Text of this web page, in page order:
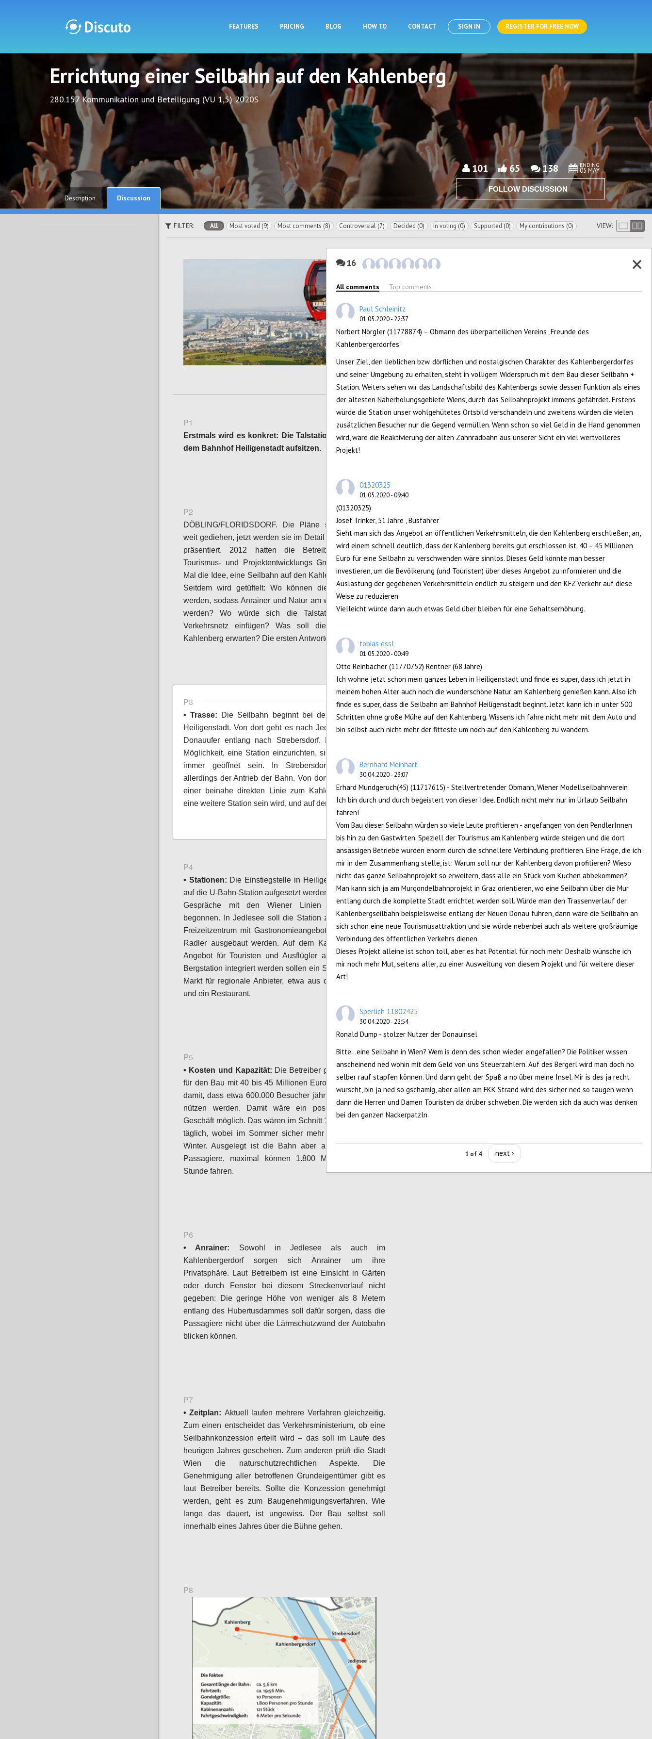
FEATURES PRICING BLOG HOW TO CONTACT SIGN IN REGISTER FOR FREE NOW
Discuto
Errichtung einer Seilbahn auf den Kahlenberg
280.157 Kommunikation und Beteiligung (VU 1,5) 2020S
101 65 138 ENDING
05 MAY
FOLLOW DISCUSSION
Description
Discussion
FILTER: All Most voted (9) Most comments (8) Controversial (7) Decided (0) In voting (0) Supported (0) My contributions (0) VIEW:
P1
Erstmals wird es konkret: Die Talstation soll direkt auf
dem Bahnhof Heiligenstadt aufsitzen.
P2
DÖBLING/FLORIDSDORF. Die Pläne sind schon sehr
weit gediehen, jetzt werden sie im Detail der Öffentlichkeit
präsentiert. 2012 hatten die Betreiber, die Genial
Tourismus- und Projektentwicklungs GmbH, zum ersten
Mal die Idee, eine Seilbahn auf den Kahlenberg zu bauen.
Seitdem wird getüftelt: Wo können die Steher gesetzt
werden, sodass Anrainer und Natur am wenigsten gestört
werden? Wo würde sich die Talstation günstig ins
Verkehrsnetz einfügen? Was soll die Menschen am
Kahlenberg erwarten? Die ersten Antworten:
P3
Configure
• Trasse: Die Seilbahn beginnt bei der U-Bahn-Station
Heiligenstadt. Von dort geht es nach Jedlesee, dann das
Donauufer entlang nach Strebersdorf. Dort gibt es die
Möglichkeit, eine Station einzurichten, sie wird aber nicht
immer geöffnet sein. In Strebersdorf befindet sich
allerdings der Antrieb der Bahn. Von dort geht es dann in
einer beinahe direkten Linie zum Kahlenbergerdorf, wo
eine weitere Station sein wird, und auf den Kahlenberg.
9votes
P4
Configure
• Stationen: Die Einstiegstelle in Heiligenstadt soll direkt
auf die U-Bahn-Station aufgesetzt werden. Entsprechende
Gespräche mit den Wiener Linien wurden bereits
begonnen. In Jedlesee soll die Station zu einem kleinen
Freizeitzentrum mit Gastronomieangebot und Service für
Radler ausgebaut werden. Auf dem Kahlenberg ist ein
Angebot für Touristen und Ausflügler angedacht: In die
Bergstation integriert werden sollen ein Souvenirshop, ein
Markt für regionale Anbieter, etwa aus dem Wienerwald,
und ein Restaurant.
P5
• Kosten und Kapazität: Die Betreiber geben die Kosten
für den Bau mit 40 bis 45 Millionen Euro an. Sie rechnen
damit, dass etwa 600.000 Besucher jährlich die Seilbahn
nützen werden. Damit wäre ein positives operatives
Geschäft möglich. Das wären im Schnitt 1.650 Passagiere
täglich, wobei im Sommer sicher mehr los wäre als im
Winter. Ausgelegt ist die Bahn aber auf deutlich mehr
Passagiere, maximal können 1.800 Menschen in der
Stunde fahren.
P6
• Anrainer: Sowohl in Jedlesee als auch im
Kahlenbergerdorf sorgen sich Anrainer um ihre
Privatsphäre. Laut Betreibern ist eine Einsicht in Gärten
oder durch Fenster bei diesem Streckenverlauf nicht
gegeben: Die geringe Höhe von weniger als 8 Metern
entlang des Hubertusdammes soll dafür sorgen, dass die
Passagiere nicht über die Lärmschutzwand der Autobahn
blicken können.
P7
• Zeitplan: Aktuell laufen mehrere Verfahren gleichzeitig.
Zum einen entscheidet das Verkehrsministerium, ob eine
Seilbahnkonzession erteilt wird – das soll im Laufe des
heurigen Jahres geschehen. Zum anderen prüft die Stadt
Wien die naturschutzrechtlichen Aspekte. Die
Genehmigung aller betroffenen Grundeigentümer gibt es
laut Betreiber bereits. Sollte die Konzession genehmigt
werden, geht es zum Baugenehmigungsverfahren. Wie
lange das dauert, ist ungewiss. Der Bau selbst soll
innerhalb eines Jahres über die Bühne gehen.
P8
16
All comments Top comments
Paul Schleinitz
01.05.2020 - 22:37
Norbert Nörgler (11778874) – Obmann des überparteilichen Vereins „Freunde des
Kahlenbergerdorfes“
Unser Ziel, den lieblichen bzw. dörflichen und nostalgischen Charakter des Kahlenbergerdorfes
und seiner Umgebung zu erhalten, steht in völligem Widerspruch mit dem Bau dieser Seilbahn +
Station. Weiters sehen wir das Landschaftsbild des Kahlenbergs sowie dessen Funktion als eines
der ältesten Naherholungsgebiete Wiens, durch das Seilbahnprojekt immens gefährdet. Erstens
würde die Station unser wohlgehütetes Ortsbild verschandeln und zweitens würden die vielen
zusätzlichen Besucher nur die Gegend vermüllen. Wenn schon so viel Geld in die Hand genommen
wird, wäre die Reaktivierung der alten Zahnradbahn aus unserer Sicht ein viel wertvolleres
Projekt!
01320325
01.05.2020 - 09:40
(01320325)
Josef Trinker, 51 Jahre , Busfahrer
Sieht man sich das Angebot an öffentlichen Verkehrsmitteln, die den Kahlenberg erschließen, an,
wird einem schnell deutlich, dass der Kahlenberg bereits gut erschlossen ist. 40 – 45 Millionen
Euro für eine Seilbahn zu verschwenden wäre sinnlos. Dieses Geld könnte man besser
investieren, um die Bevölkerung (und Touristen) über dieses Angebot zu informieren und die
Auslastung der gegebenen Verkehrsmitteln endlich zu steigern und den KFZ Verkehr auf diese
Weise zu reduzieren.
Vielleicht würde dann auch etwas Geld über bleiben für eine Gehaltserhöhung.
tobias essl
01.05.2020 - 00:49
Otto Reinbacher (11770752) Rentner (68 Jahre)
Ich wohne jetzt schon mein ganzes Leben in Heiligenstadt und finde es super, dass ich jetzt in
meinem hohen Alter auch noch die wunderschöne Natur am Kahlenberg genießen kann. Also ich
finde es super, dass die Seilbahn am Bahnhof Heiligenstadt beginnt. Jetzt kann ich in unter 500
Schritten ohne große Mühe auf den Kahlenberg. Wissens ich fahre nicht mehr mit dem Auto und
bin selbst auch nicht mehr der fitteste um noch auf den Kahlenberg zu wandern.
Bernhard Meinhart
30.04.2020 - 23:07
Erhard Mundgeruch(45) (11717615) - Stellvertretender Obmann, Wiener Modellseilbahnverein
Ich bin durch und durch begeistert von dieser Idee. Endlich nicht mehr nur im Urlaub Seilbahn
fahren!
Vom Bau dieser Seilbahn würden so viele Leute profitieren - angefangen von den PendlerInnen
bis hin zu den Gastwirten. Speziell der Tourismus am Kahlenberg würde steigen und die dort
ansässigen Betriebe würden enorm durch die schnellere Verbindung profitieren. Eine Frage, die ich
mir in dem Zusammenhang stelle, ist: Warum soll nur der Kahlenberg davon profitieren? Wieso
nicht das ganze Seilbahnprojekt so erweitern, dass alle ein Stück vom Kuchen abbekommen?
Man kann sich ja am Murgondelbahnprojekt in Graz orientieren, wo eine Seilbahn über die Mur
entlang durch die komplette Stadt errichtet werden soll. Würde man den Trassenverlauf der
Kahlenbergseilbahn beispielsweise entlang der Neuen Donau führen, dann wäre die Seilbahn an
sich schon eine neue Tourismusattraktion und sie würde nebenbei auch als weitere großräumige
Verbindung des öffentlichen Verkehrs dienen.
Dieses Projekt alleine ist schon toll, aber es hat Potential für noch mehr. Deshalb wünsche ich
mir noch mehr Mut, seitens aller, zu einer Ausweitung von diesem Projekt und für weitere dieser
Art!
Sperlich 11802425
30.04.2020 - 22:54
Ronald Dump - stolzer Nutzer der Donauinsel
Bitte…eine Seilbahn in Wien? Wem is denn des schon wieder eingefallen? Die Politiker wissen
anscheinend ned wohin mit dem Geld von uns Steuerzahlern. Auf des Bergerl wird man doch no
selber rauf stapfen können. Und dann geht der Spaß a no über meine Insel. Mir is des ja recht
wurscht, bin ja ned so gschamig, aber allen am FKK Strand wird des sicher ned so taugen wenn
dann die Herren und Damen Touristen da drüber schweben. Die werden sich da auch was denken
bei den ganzen Nackerpatzln.
1 of 4 next ›